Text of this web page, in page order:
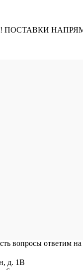
НАПРЯМУЮ
вопросы ответим
д. 1В